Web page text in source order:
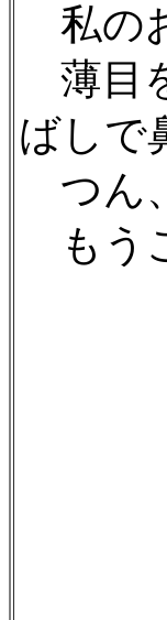
私の
薄目
ばしで
つん
もう